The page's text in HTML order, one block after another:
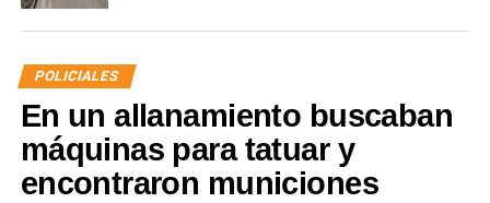
POLICIALES
En un allanamiento buscaban
máquinas para tatuar y
encontraron municiones